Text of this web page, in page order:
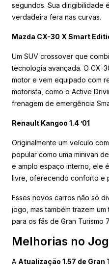
segundos. Sua dirigibilidade
verdadeira fera nas curvas.
Mazda CX-30 X Smart
Um SUV crossover que
tecnologia avançada. O CX-
motor e vem equipado com
motorista, como o Active
frenagem de emergência
Renault Kangoo 1.4 ’01
Originalmente um veículo
popular como uma minivan
e amplo espaço interno, ele
livre, oferecendo conforto e
Esses novos carros não só
jogo, mas também trazem
para os fãs de Gran Turismo
Melhorias no
A Atualização 1.57 de Gran